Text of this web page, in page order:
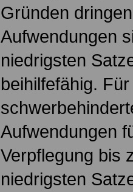
Gründen
Aufwendungen
niedrigsten
beihilfefähig.
Aufwendungen
Verpflegung bis
niedrigsten